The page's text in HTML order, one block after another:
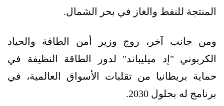
المنتجة للنفط والغاز في بحر الشمال.
ومن جانب آخر، روج وزير أمن الطاقة والحياد
الكربوني "إد ميليباند" لدور الطاقة النظيفة في
حماية بريطانيا من تقلبات الأسواق العالمية، في
برنامج له بحلول 2030.